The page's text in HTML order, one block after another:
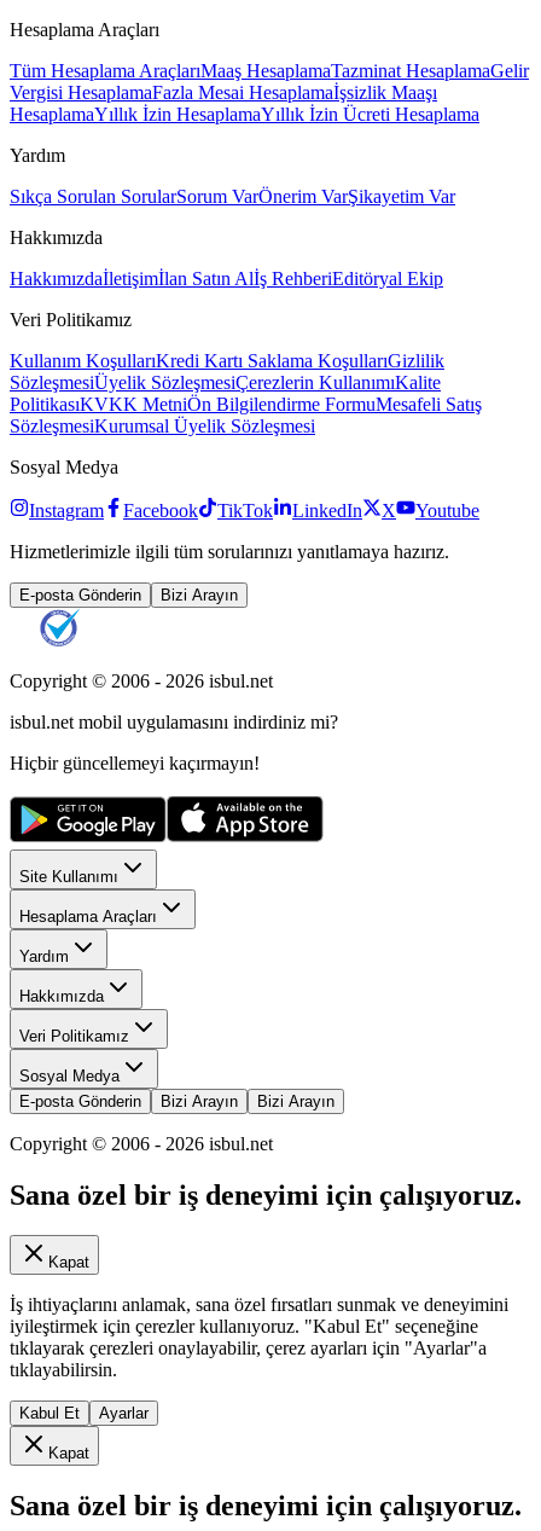
Hesaplama Araçları
Tüm Hesaplama AraçlarıMaaş HesaplamaTazminat HesaplamaGelir
Vergisi HesaplamaFazla Mesai Hesaplamaİşsizlik Maaşı
HesaplamaYıllık İzin HesaplamaYıllık İzin Ücreti Hesaplama
Yardım
Sıkça Sorulan SorularSorum VarÖnerim VarŞikayetim Var
Hakkımızda
Hakkımızdaİletişimİlan Satın Alİş RehberiEditöryal Ekip
Veri Politikamız
Kullanım KoşullarıKredi Kartı Saklama KoşullarıGizlilik
SözleşmesiÜyelik SözleşmesiÇerezlerin KullanımıKalite
PolitikasıKVKK MetniÖn Bilgilendirme FormuMesafeli Satış
SözleşmesiKurumsal Üyelik Sözleşmesi
Sosyal Medya
Instagram Facebook TikTok LinkedIn X
Youtube
Hizmetlerimizle ilgili tüm sorularınızı yanıtlamaya hazırız.
E-posta Gönderin Bizi Arayın
Copyright © 2006 - 2026 isbul.net
isbul.net mobil uygulamasını indirdiniz mi?
Hiçbir güncellemeyi kaçırmayın!
Site Kullanımı
Hesaplama Araçları
Yardım
Hakkımızda
Veri Politikamız
Sosyal Medya
E-posta Gönderin
Bizi Arayın Bizi Arayın
Copyright © 2006 - 2026 isbul.net
Sana özel bir iş deneyimi için çalışıyoruz.
Kapat
İş ihtiyaçlarını anlamak, sana özel fırsatları sunmak ve deneyimini
iyileştirmek için çerezler kullanıyoruz. "Kabul Et" seçeneğine
tıklayarak çerezleri onaylayabilir, çerez ayarları için "Ayarlar"a
tıklayabilirsin.
Kabul Et Ayarlar
Kapat
Sana özel bir iş deneyimi için çalışıyoruz.